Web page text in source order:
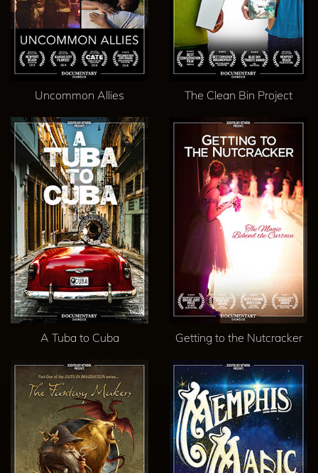
Uncommon Allies The Clean Bin Project
A Tuba to Cuba Getting to the Nutcracker